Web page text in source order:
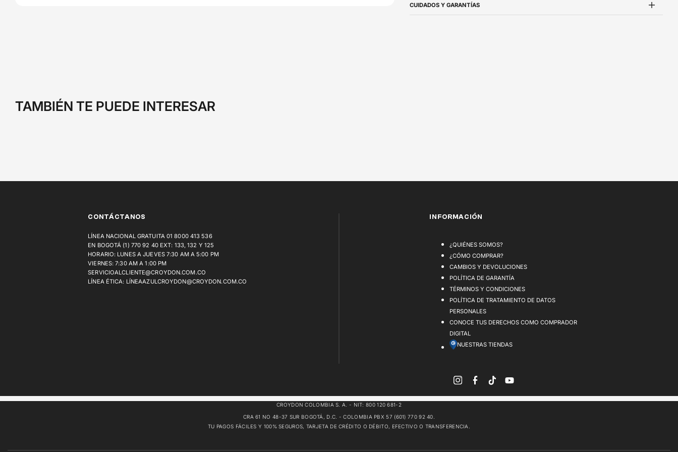
CUIDADOS Y GARANTÍAS
TAMBIÉN TE PUEDE INTERESAR
CONTÁCTANOS
LÍNEA NACIONAL GRATUITA 01 8000 413 536
EN BOGOTÁ (1) 770 92 40 EXT: 133, 132 Y 125
HORARIO: LUNES A JUEVES 7:30 AM A 5:00 PM
VIERNES: 7:30 AM A 1:00 PM
SERVICIOALCLIENTE@CROYDON.COM.CO
LÍNEA ÉTICA: LÍNEAAZULCROYDON@CROYDON.COM.CO
INFORMACIÓN
¿QUIÉNES SOMOS?
¿CÓMO COMPRAR?
CAMBIOS Y DEVOLUCIONES
POLÍTICA DE GARANTÍA
TÉRMINOS Y CONDICIONES
POLÍTICA DE TRATAMIENTO DE DATOS
PERSONALES
CONOCE TUS DERECHOS COMO COMPRADOR
DIGITAL
NUESTRAS TIENDAS
InstagramFacebook
TikTokYouTube
CROYDON COLOMBIA S. A. - NIT: 800 120 681-2
CRA 61 NO 48-37 SUR BOGOTÁ, D.C. - COLOMBIA PBX 57 (601) 770 92 40.
TU PAGOS FÁCILES Y 100% SEGUROS, TARJETA DE CRÉDITO O DÉBITO, EFECTIVO O TRANSFERENCIA.